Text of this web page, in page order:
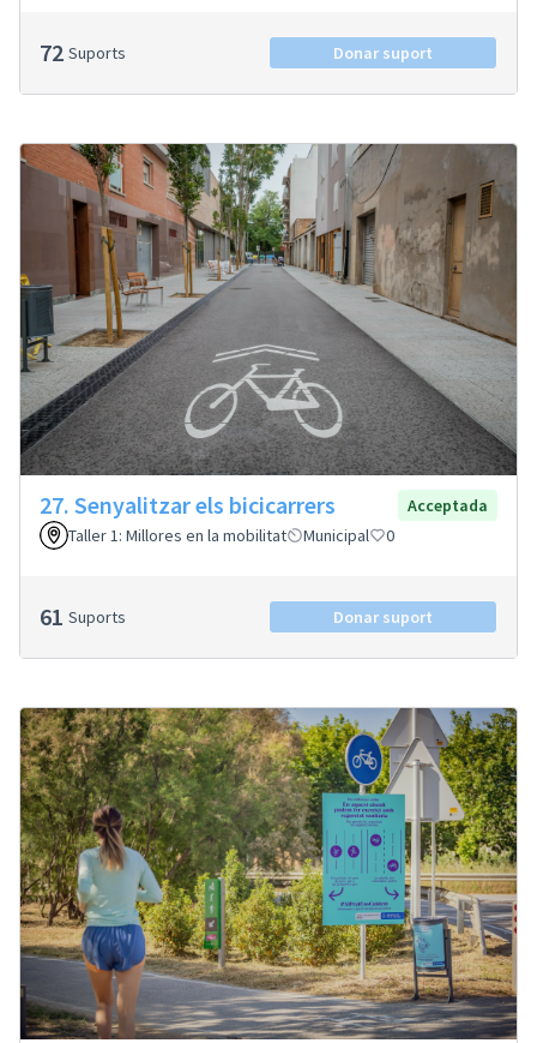
72 Suports Donar suport
27. Senyalitzar els bicicarrers
Acceptada
Taller 1: Millores en la mobilitat
Municipal 0
61 Suports Donar suport